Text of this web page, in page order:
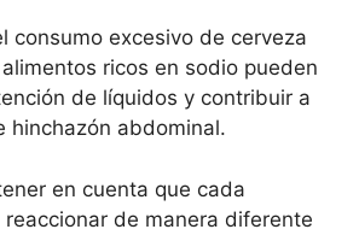
consumo excesivo de cerveza
ricos en sodio pueden
de líquidos y contribuir a
hinchazón abdominal.
en cuenta que cada
de manera diferente